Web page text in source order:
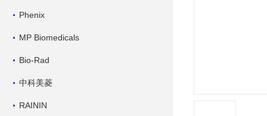
Phenix
MP Biomedicals
Bio-Rad
中科美菱
RAININ